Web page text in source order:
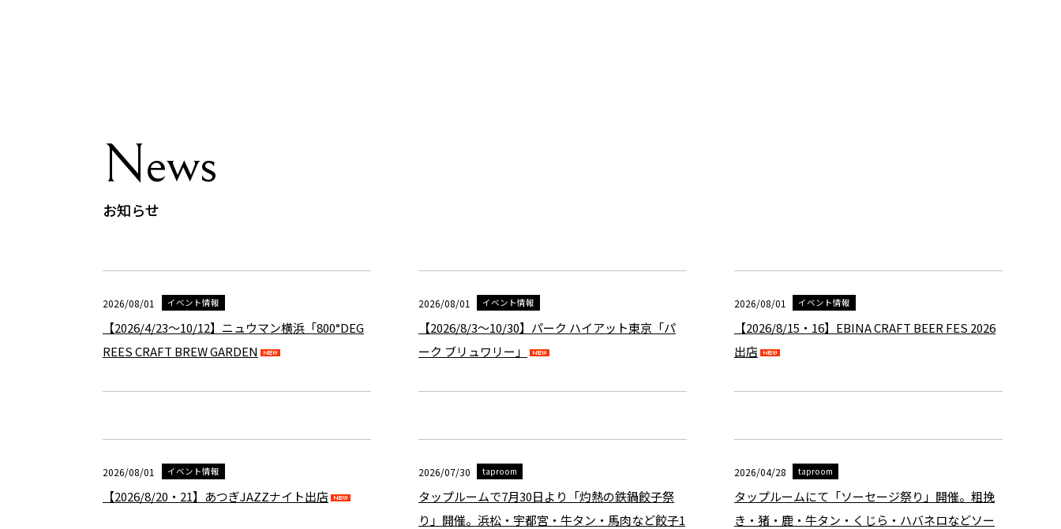
お知らせ
News
2026/08/01 イベント情報
【2026/4/23～10/12】ニュウマン横浜「800°DEG
REES CRAFT BREW GARDEN
2026/08/01 イベント情報
【2026/8/3～10/30】パーク ハイアット東京「パ
ーク ブリュワリー」
2026/08/01 イベント情報
【2026/8/15・16】EBINA CRAFT BEER FES 2026
出店
2026/08/01 イベント情報
【2026/8/20・21】あつぎJAZZナイト出店
2026/07/30 taproom
タップルームで7月30日より「灼熱の鉄鍋餃子祭
り」開催。浜松・宇都宮・牛タン・馬肉など餃子1
2026/04/28 taproom
タップルームにて「ソーセージ祭り」開催。粗挽
き・猪・鹿・牛タン・くじら・ハバネロなどソー